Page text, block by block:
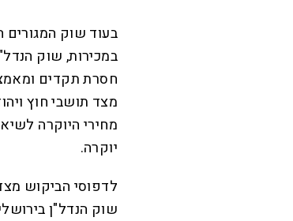
בעוד שוק המגורים
במכירות, שוק
חסרת תקדים
מצד תושבי חוץ
יוקרה.
לדפוסי הביקוש
שוק הנדל"ן